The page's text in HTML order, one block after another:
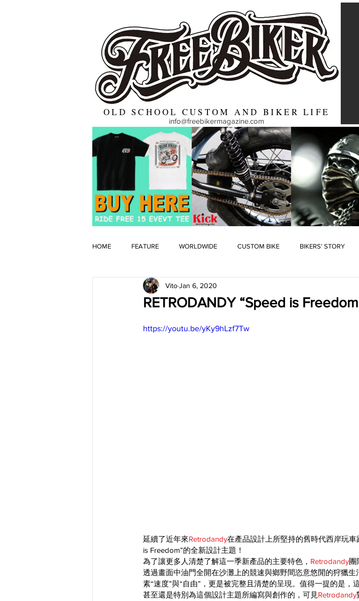
OLD SCHOOL CUSTOM AND BIKER LIFE
info@freebikermagazine.com
HOME FEATURE WORLDWIDE CUSTOM BIKE BIKERS' STORY
OLD TIMER
RETRODANDY “Speed is
VitoJan 6, 2020
https://youtu.be/yKy9hLzf7Tw
延續了近年來Retrodandy在產品設計上所堅持的舊時代西岸玩
is Freedom”的全新設計主題！
為了讓更多人清楚了解這一季新產品的主要特色， Retrodandy團
透過畫面中油門全開在沙灘上的競速與鄉野間恣意悠閒的狩獵
素“速度”與“自由”，更是被完整且清楚的呈現。值得一提的是，
甚至還是特別為這個設計主題所編寫與創作的，可見Retrodandy